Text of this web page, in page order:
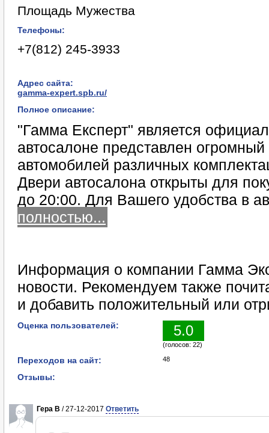
Площадь Мужества
Телефоны:
+7(812) 245-3933
Адрес сайта:
gamma-expert.spb.ru/
Полное описание:
"Гамма Експерт" является
автосалоне представлен
автомобилей различных
Двери автосалона открыты для
до 20:00. Для Вашего удобства в
полностью...
Информация о компании Гамма
новости. Рекомендуем также
и добавить положительный или
Оценка пользователей: 5.0
(голосов: 22)
Переходов на сайт: 48
Отзывы:
Гера В / 27-12-2017 Ответить